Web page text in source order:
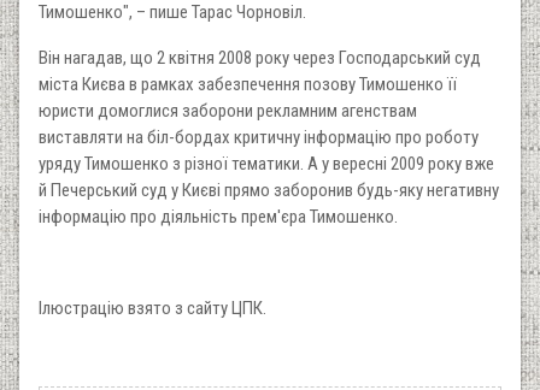
Тимошенко", – пише Тарас Чорновіл.
Він нагадав, що 2 квітня 2008 року через Господарський суд
міста Києва в рамках забезпечення позову Тимошенко її
юристи домоглися заборони рекламним агенствам
виставляти на біл-бордах критичну інформацію про роботу
уряду Тимошенко з різної тематики. А у вересні 2009 року вже
й Печерський суд у Києві прямо заборонив будь-яку негативну
інформацію про діяльність прем'єра Тимошенко.
Ілюстрацію взято з сайту ЦПК.